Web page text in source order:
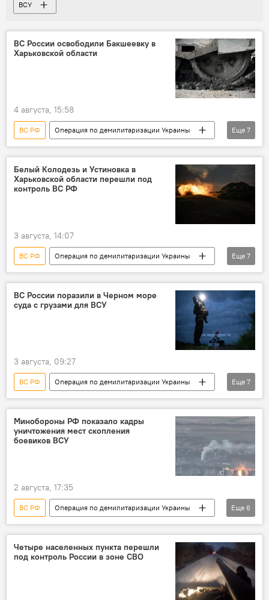
ВСУ
ВС России освободили Бакшеевку в
Харьковской области
4 августа, 15:58
ВС РФ
Операция по демилитаризации Украины
Россия
Украина
Минобороны РФ
военная операция
военнослужащие
ВСУ
Еще 7
Белый Колодезь и Устиновка в
Харьковской области перешли под
контроль ВС РФ
3 августа, 14:07
ВС РФ
Операция по демилитаризации Украины
Россия
Украина
Минобороны РФ
военная операция
военнослужащие
Еще 7
ВС России поразили в Черном море
суда с грузами для ВСУ
3 августа, 09:27
ВС РФ
Операция по демилитаризации Украины
Россия
Украина
Черное море
военная операция
порт
судно
Еще 7
Минобороны РФ показало кадры
уничтожения мест скопления
боевиков ВСУ
2 августа, 17:35
ВС РФ
Операция по демилитаризации Украины
Россия
Украина
Минобороны РФ
ВСУ
Мультимедиа
военная операция
Еще 6
Четыре населенных пункта перешли
под контроль России в зоне СВО